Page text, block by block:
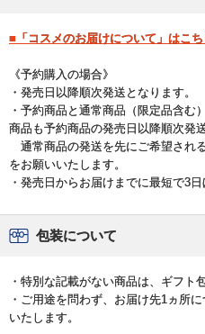
■「コスメのお届けについて」はこち
《予約購入の場合》
・発売日以降順次発送となります。
・予約商品と通常商品（限定品含む
商品も予約商品の発売日以降順次発
通常商品の発送を先にご希望され
をお願いいたします。
・発売日からお届けまでに最短で3
包装について
・特別な記載がない商品は、ギフト
・ご用途を問わず、お届け先1ヵ所
いたします。